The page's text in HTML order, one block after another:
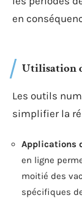
en
Utilisation
Les outils
simplifier la
Applications
en ligne
moitié des
spécifiques